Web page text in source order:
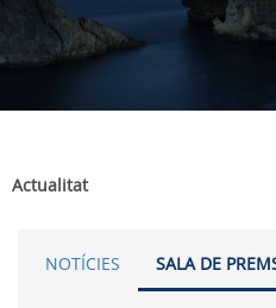
Actualitat
NOTÍCIES SALA DE